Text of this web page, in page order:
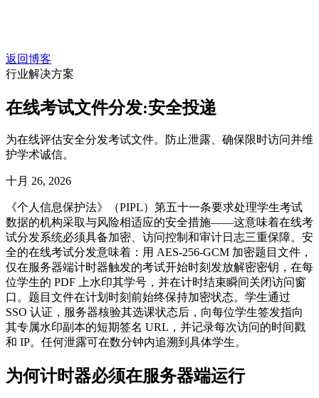
返回博客
行业解决方案
在线考试文件分发:安全投递
为在线评估安全分发考试文件。防止泄露、确保限时访问并维
护学术诚信。
十月 26, 2026
《个人信息保护法》（PIPL）第五十一条要求处理学生考试
数据的机构采取与风险相适应的安全措施——这意味着在线考
试分发系统必须具备加密、访问控制和审计日志三重保障。安
全的在线考试分发意味着：用 AES-256-GCM 加密题目文件，
仅在服务器端计时器触发的考试开始时刻发放解密密钥，在每
位学生的 PDF 上水印其学号，并在计时结束瞬间关闭访问窗
口。题目文件在计划时刻前始终保持加密状态。学生通过
SSO 认证，服务器核验其选课状态后，向每位学生签发指向
其专属水印副本的短期签名 URL，并记录每次访问的时间戳
和 IP。任何泄露可在数分钟内追溯到具体学生。
为何计时器必须在服务器端运行